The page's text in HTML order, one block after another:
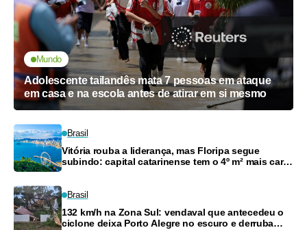
Mundo
Adolescente tailandês mata 7 pessoas em ataque
em casa e na escola antes de atirar em si mesmo
Brasil
Vitória rouba a liderança, mas Floripa segue
subindo: capital catarinense tem o 4º m² mais caro
Brasil
132 km/h na Zona Sul: vendaval que antecedeu o
ciclone deixa Porto Alegre no escuro e derruba